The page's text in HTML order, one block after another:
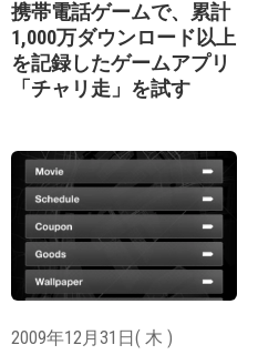
携帯電話ゲームで、累計
1,000万ダウンロード以上
を記録したゲームアプリ
「チャリ走」を試す
2009年12月31日( 木 )